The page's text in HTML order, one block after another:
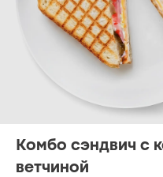
Комбо сэндвич с
ветчиной